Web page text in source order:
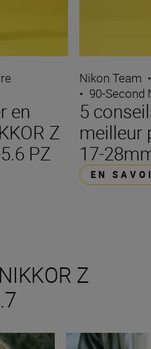
en
Z
PZ
Nikon Team
• 90-Second
5
meilleur
17-
EN
Z
f/1.7 À la